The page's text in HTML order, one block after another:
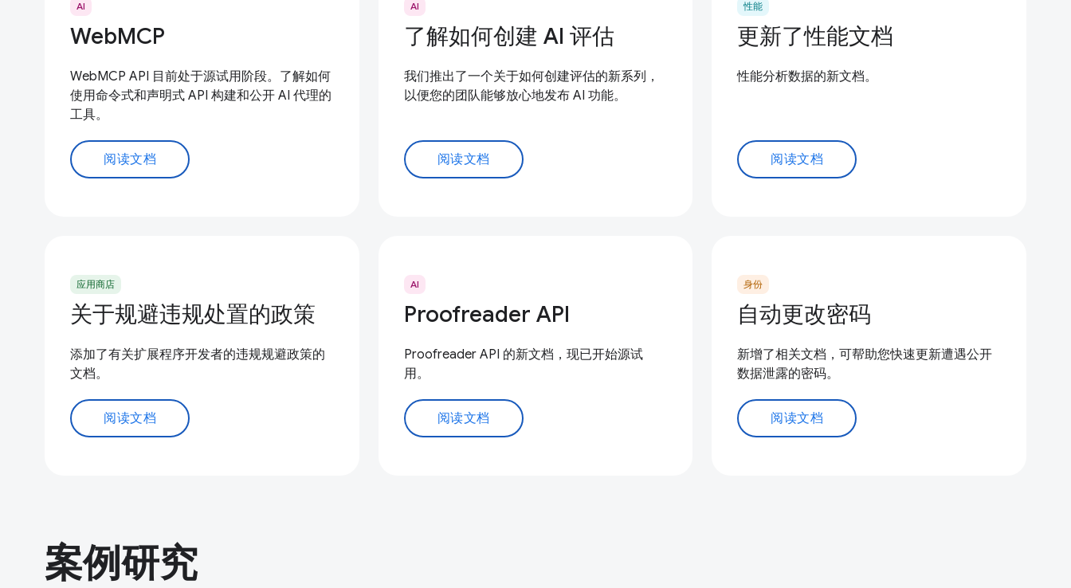
AI
WebMCP
WebMCP API 目前处于源试用阶段。了解如何
使用命令式和声明式 API 构建和公开 AI 代理的
工具。
阅读文档
AI
了解如何创建 AI 评估
我们推出了一个关于如何创建评估的新系列，
以便您的团队能够放心地发布 AI 功能。
阅读文档
性能
更新了性能文档
性能分析数据的新文档。
阅读文档
应用商店
关于规避违规处置的政策
添加了有关扩展程序开发者的违规规避政策的
文档。
阅读文档
AI
Proofreader API
Proofreader API 的新文档，现已开始源试
用。
阅读文档
身份
自动更改密码
新增了相关文档，可帮助您快速更新遭遇公开
数据泄露的密码。
阅读文档
案例研究